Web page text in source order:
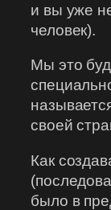
и вы уже
человек).
Мы это
своей
Как
было в